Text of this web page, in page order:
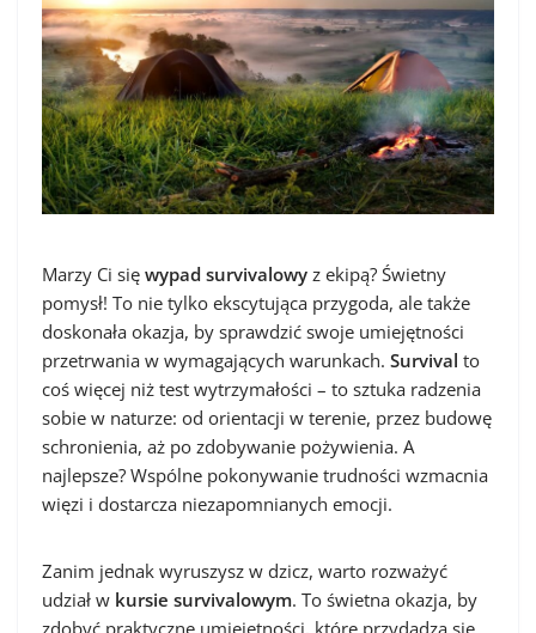
Marzy Ci się wypad survivalowy z ekipą? Świetny
pomysł! To nie tylko ekscytująca przygoda, ale także
doskonała okazja, by sprawdzić swoje umiejętności
przetrwania w wymagających warunkach. Survival to
coś więcej niż test wytrzymałości – to sztuka radzenia
sobie w naturze: od orientacji w terenie, przez budowę
schronienia, aż po zdobywanie pożywienia. A
najlepsze? Wspólne pokonywanie trudności wzmacnia
więzi i dostarcza niezapomnianych emocji.
Zanim jednak wyruszysz w dzicz, warto rozważyć
udział w kursie survivalowym. To świetna okazja, by
zdobyć praktyczne umiejętności, które przydadzą się